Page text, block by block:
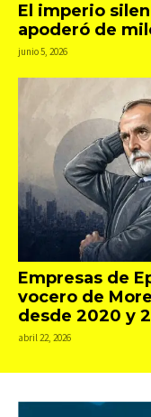
El imperio
apoderó de
junio 5, 2026
Empresas de
vocero de
desde 2020 y
abril 22, 2026